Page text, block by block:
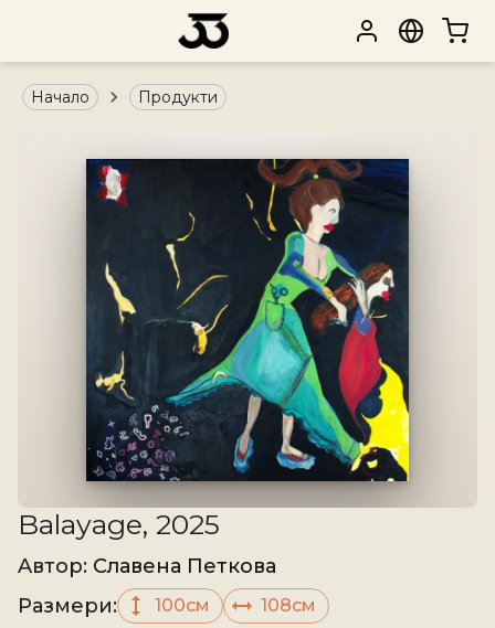
Начало Продукти
Balayage, 2025
Aвтор: Славена Петкова
Размери: 100см 108см